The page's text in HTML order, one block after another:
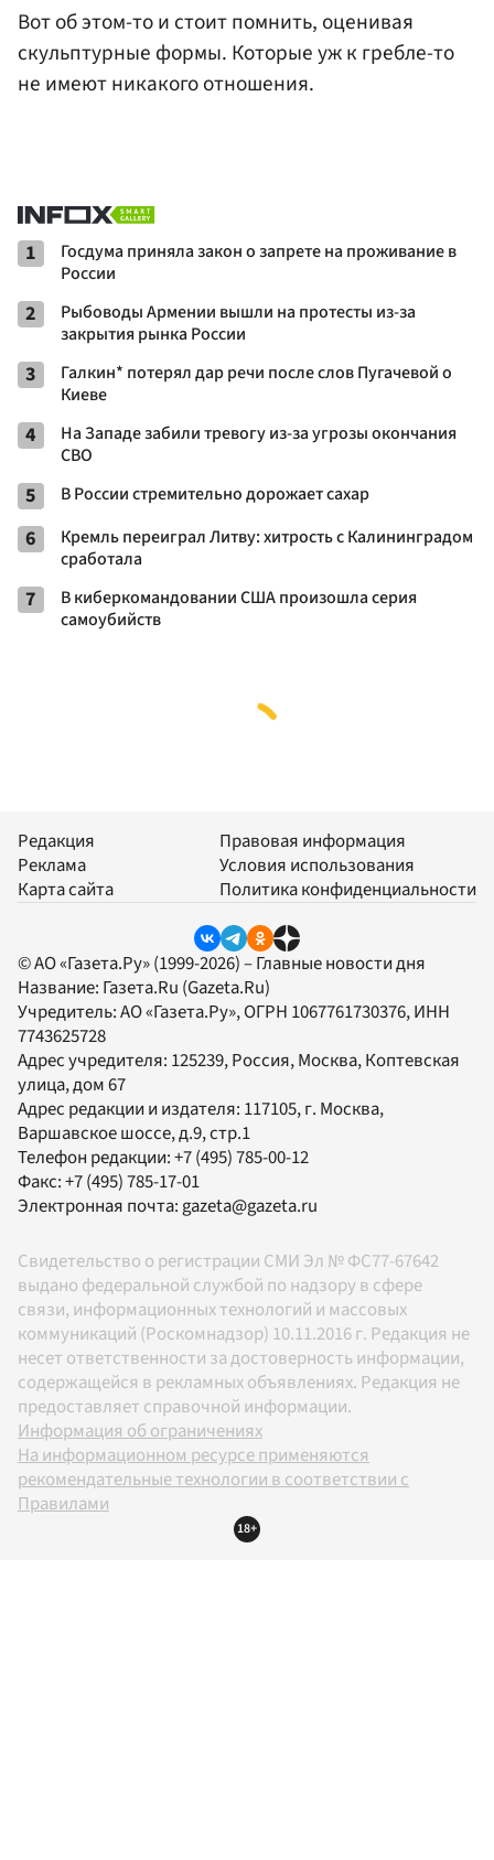
Вот об этом-то и стоит помнить, оценивая
скульптурные формы. Которые уж к гребле-то
не имеют никакого отношения.
1
Госдума приняла закон о запрете на проживание в
России
2
Рыбоводы Армении вышли на протесты из-за
закрытия рынка России
3
Галкин* потерял дар речи после слов Пугачевой о
Киеве
4
На Западе забили тревогу из-за угрозы окончания
СВО
5 В России стремительно дорожает сахар
6
Кремль переиграл Литву: хитрость с Калининградом
сработала
7
В киберкомандовании США произошла серия
самоубийств
Редакция
Реклама
Карта сайта
Правовая информация
Условия использования
Политика конфиденциальности
© АО «Газета.Ру» (1999-2026) – Главные новости дня
Название: Газета.Ru (Gazeta.Ru)
Учредитель:АО «Газета.Ру», ОГРН 1067761730376, ИНН
7743625728
Адрес учредителя: 125239, Россия, Москва, Коптевская
улица, дом 67
Адрес редакции и издателя: 117105, г. Москва,
Варшавское шоссе, д.9, стр.1
Телефон редакции:+7 (495) 785-00-12
Факс:+7 (495) 785-17-01
Электронная почта: gazeta@gazeta.ru
Свидетельство о регистрации СМИ Эл № ФС77-67642
выдано федеральной службой по надзору в сфере
связи, информационных технологий и массовых
коммуникаций (Роскомнадзор) 10.11.2016 г. Редакция не
несет ответственности за достоверность информации,
содержащейся в рекламных объявлениях. Редакция не
предоставляет справочной информации.
Информация об ограничениях
На информационном ресурсе применяются
рекомендательные технологии в соответствии с
Правилами
18+